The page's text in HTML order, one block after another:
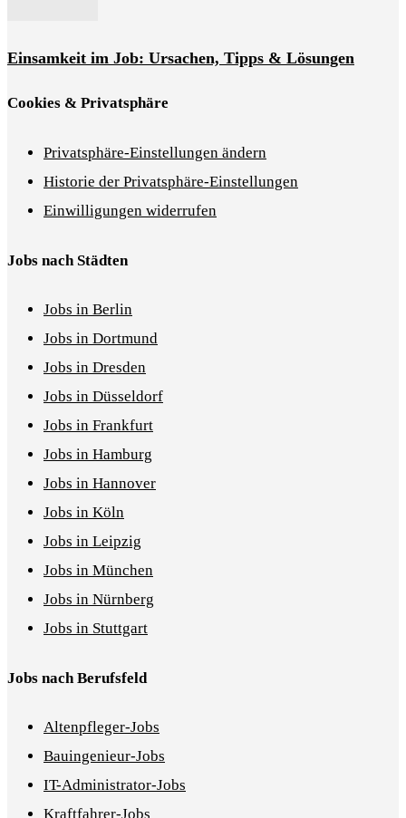
Einsamkeit im Job: Ursachen, Tipps & Lösungen
Cookies & Privatsphäre
Privatsphäre-Einstellungen ändern
Historie der Privatsphäre-Einstellungen
Einwilligungen widerrufen
Jobs nach Städten
Jobs in Berlin
Jobs in Dortmund
Jobs in Dresden
Jobs in Düsseldorf
Jobs in Frankfurt
Jobs in Hamburg
Jobs in Hannover
Jobs in Köln
Jobs in Leipzig
Jobs in München
Jobs in Nürnberg
Jobs in Stuttgart
Jobs nach Berufsfeld
Altenpfleger-Jobs
Bauingenieur-Jobs
IT-Administrator-Jobs
Kraftfahrer-Jobs